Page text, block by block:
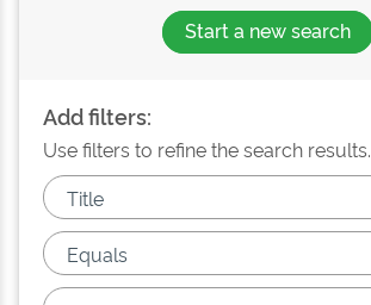
Start a new search
Add filters:
Use filters to refine the search results.